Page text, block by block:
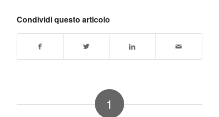
Condividi questo articolo
1